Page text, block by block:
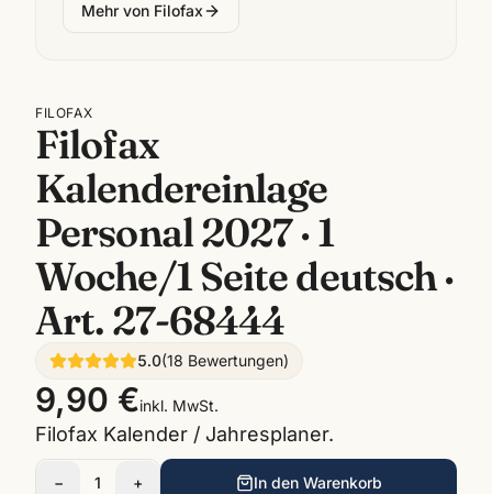
Mehr von Filofax
FILOFAX
Filofax
Kalendereinlage
Personal 2027 · 1
Woche/1 Seite deutsch ·
Art. 27-68444
5.0(18 Bewertungen)
9,90 €inkl. MwSt.
Filofax Kalender / Jahresplaner.
− 1 + In den Warenkorb